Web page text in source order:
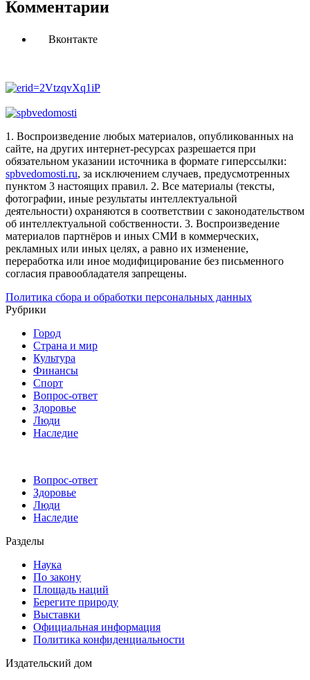
Комментарии
Вконтакте
1. Воспроизведение любых материалов, опубликованных на
сайте, на других интернет-ресурсах разрешается при
обязательном указании источника в формате гиперссылки:
spbvedomosti.ru, за исключением случаев, предусмотренных
пунктом 3 настоящих правил. 2. Все материалы (тексты,
фотографии, иные результаты интеллектуальной
деятельности) охраняются в соответствии с законодательством
об интеллектуальной собственности. 3. Воспроизведение
материалов партнёров и иных СМИ в коммерческих,
рекламных или иных целях, а равно их изменение,
переработка или иное модифицирование без письменного
согласия правообладателя запрещены.
Политика сбора и обработки персональных данных
Рубрики
Город
Страна и мир
Культура
Финансы
Спорт
Вопрос-ответ
Здоровье
Люди
Наследие
Вопрос-ответ
Здоровье
Люди
Наследие
Разделы
Наука
По закону
Площадь наций
Берегите природу
Выставки
Официальная информация
Политика конфиденциальности
Издательский дом